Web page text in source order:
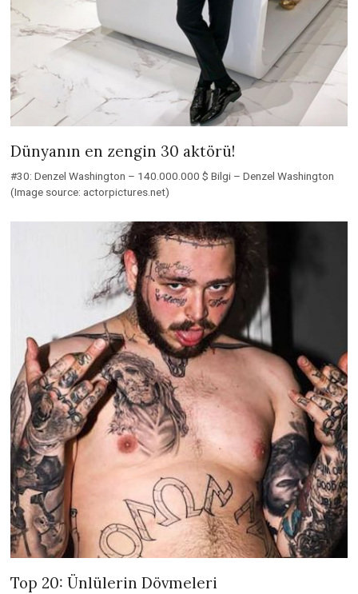
Dünyanın en zengin 30 aktörü!
#30: Denzel Washington – 140.000.000 $ Bilgi – Denzel Washington
(Image source: actorpictures.net)
Top 20: Ünlülerin Dövmeleri